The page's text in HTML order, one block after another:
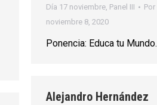
Día 17 noviembre, Panel III Por
noviembre 8, 2020
Ponencia: Educa tu Mundo.
Alejandro Hernández